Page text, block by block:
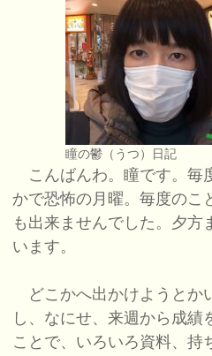
瞳の鬱（うつ）日記
こんばんわ。瞳です。毎
かで恐怖の月曜。毎度のこ
も出来ませんでした。夕方
います。
どこかへ出かけようとか
し、なにせ、来週から成績
ことで、いろいろ資料、持